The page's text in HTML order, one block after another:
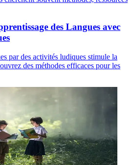
des Langues avec
par des activités ludiques stimule la
des méthodes efficaces pour les